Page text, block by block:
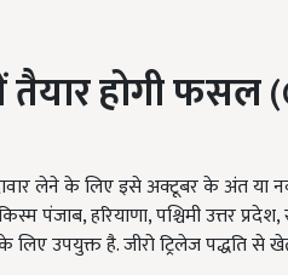
तैयार होगी फसल
लेने के लिए इसे अक्टूबर के अंत या
पंजाब, हरियाणा, पश्चिमी उत्तर
उपयुक्त है. जीरो ट्रिलेज पद्धति